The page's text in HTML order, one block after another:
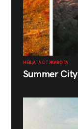
НЕЩАТА ОТ ЖИВОТА
Summer